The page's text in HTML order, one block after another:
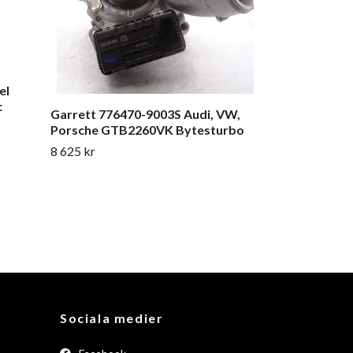
Garrett 776470-9003S Audi, VW,
Porsche GTB2260VK Bytesturbo
8 625 kr
Sociala medier